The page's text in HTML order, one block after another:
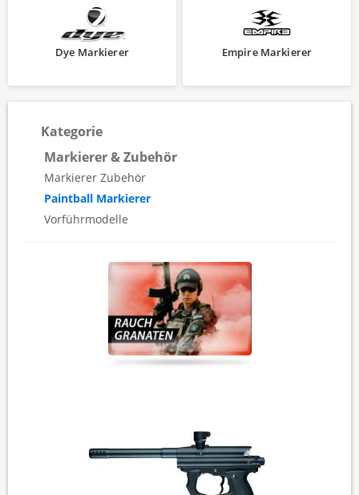
Dye Markierer Empire Markierer
Kategorie
Markierer & Zubehör
Markierer Zubehör
Paintball Markierer
Vorführmodelle